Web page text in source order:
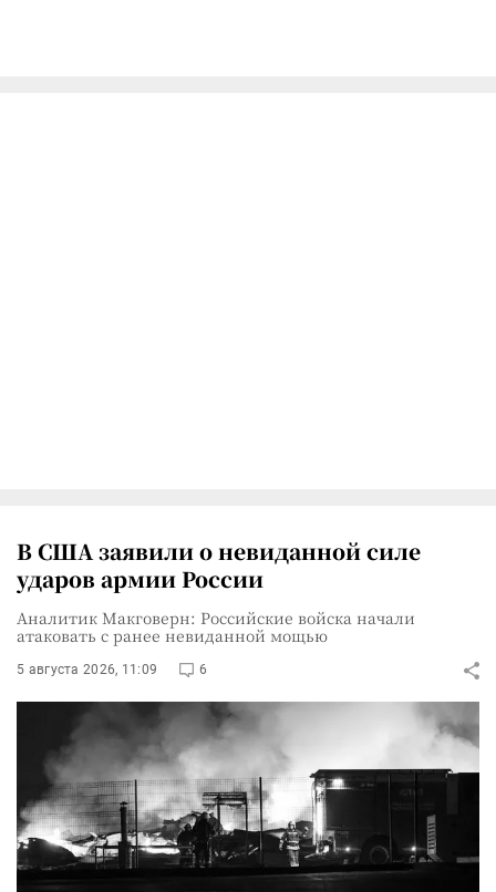
В США заявили о невиданной силе
ударов армии России
Аналитик Макговерн: Российские войска начали
атаковать с ранее невиданной мощью
5 августа 2026, 11:09 6